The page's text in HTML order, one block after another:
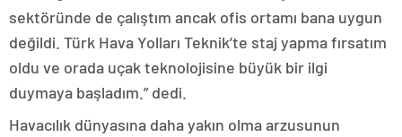
sektöründe de çalıştım ancak ofis ortamı bana uygun
değildi. Türk Hava Yolları Teknik’te staj yapma fırsatım
oldu ve orada uçak teknolojisine büyük bir ilgi
duymaya başladım.” dedi.
Havacılık dünyasına daha yakın olma arzusunun